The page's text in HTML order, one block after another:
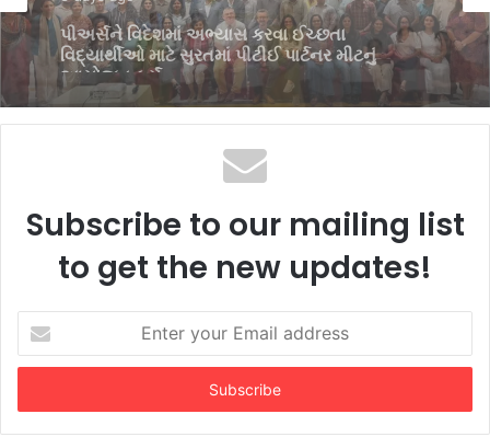
વિદ્યાર્થીઓમાં ભારતીય સંસ્કૃતિ, સાહિત્યિક
અભિવ્યક્તિ, સર્જનાત્મકતા ઉજાગર કરવા VNSGU
ખાતે વિવિધ સ્પર્ધાઓ યોજાઈ
Subscribe to our mailing list
to get the new updates!
your
Email